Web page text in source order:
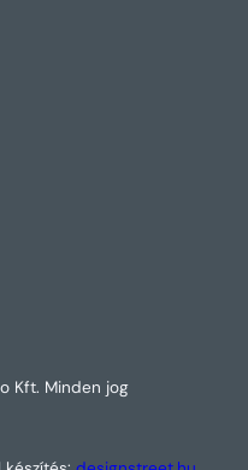
Kft. Minden jog